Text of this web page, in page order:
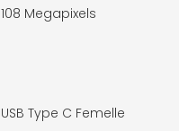
108 Megapixels
USB Type C Femelle